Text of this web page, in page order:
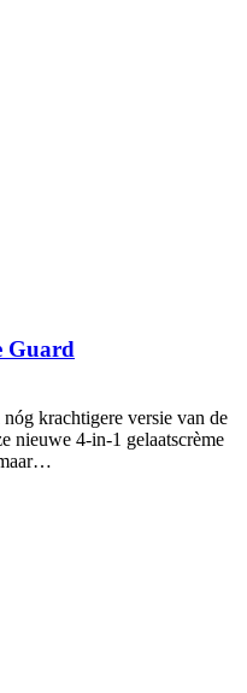
Guard
krachtigere versie van de
nieuwe 4-in-1 gelaatscrème